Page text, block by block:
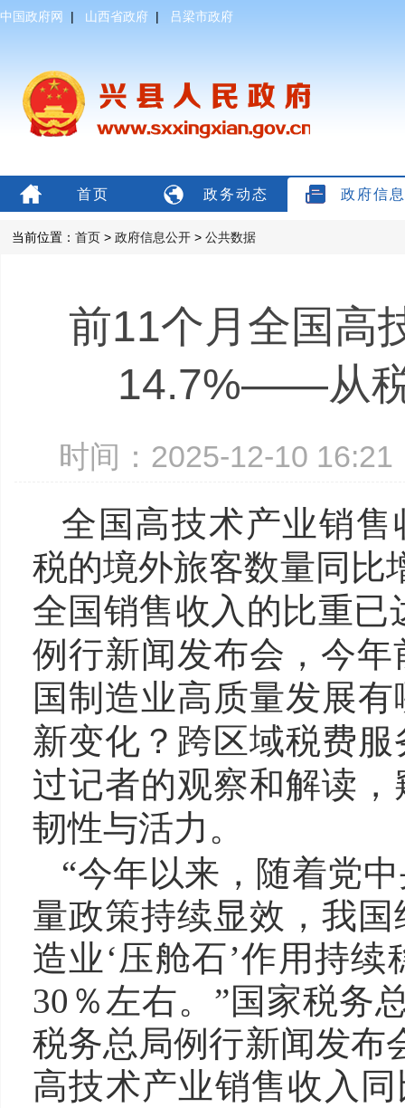
中国政府网 | 山西省政府 | 吕梁市政府
首页 政务动态 政府信
当前位置： 首页 > 政府信息公开 > 公共数据
前11个月全国高
14.7%——从
时间：2025-12-10
全国高技术产业销
税的境外旅客数量同比
全国销售收入的比重
例行新闻发布会，今
国制造业高质量发展
新变化？跨区域税费
过记者的观察和解读
韧性与活力。
“今年以来，随着党
量政策持续显效，我
造业‘压舱石’作用持
30％左右。”国家税务
税务总局例行新闻发
高技术产业销售收入